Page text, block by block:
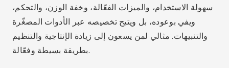
سهولة الاستخدام، والميزات الفعّالة، وخفة الوزن، والتحكم،
ويفي بوعوده، بل ويتيح تخصيصه عبر الأدوات المصغّرة
والتنبيهات. مثالي لمن يسعون إلى زيادة الإنتاجية والتنظيم
بطريقة بسيطة وفعّالة.